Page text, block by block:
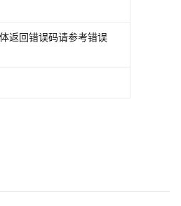
返回错误码请参考错误